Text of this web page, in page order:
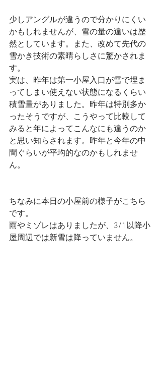
少しアングルが違うので分かりにくい
かもしれませんが、雪の量の違いは歴
然としています。また、改めて先代の
雪かき技術の素晴らしさに驚かされま
す。
実は、昨年は第一小屋入口が雪で埋ま
ってしまい使えない状態になるくらい
積雪量がありました。昨年は特別多か
ったそうですが、こうやって比較して
みると年によってこんなにも違うのか
と思い知らされます。昨年と今年の中
間ぐらいが平均的なのかもしれませ
ん。
ちなみに本日の小屋前の様子がこちら
です。
雨やミゾレはありましたが、3/1以降小
屋周辺では新雪は降っていません。